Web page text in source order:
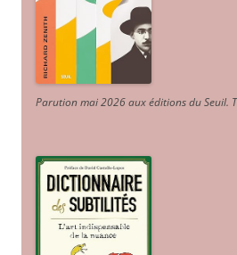
Parution mai 2026 aux éditions du Seuil.